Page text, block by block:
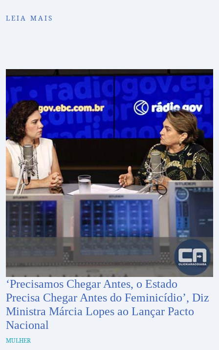
LEIA MAIS
‘Precisamos Chegar Antes, o Estado
Precisa Chegar Antes do Feminicídio’, Diz
Ministra Márcia Lopes ao Lançar Pacto
Nacional
MULHER